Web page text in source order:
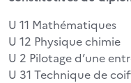
U 11 Mathématiques
U 12 Physique chimie
U 2 Pilotage d’une
U 31 Technique de